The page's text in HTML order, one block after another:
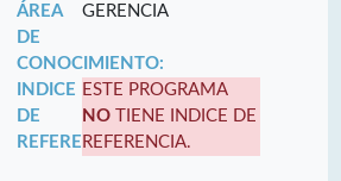
ÁREA
DE
CONOCIMIENTO:
GERENCIA
INDICE
DE
REFERENCIA:
ESTE PROGRAMA
NO TIENE INDICE DE
REFERENCIA.